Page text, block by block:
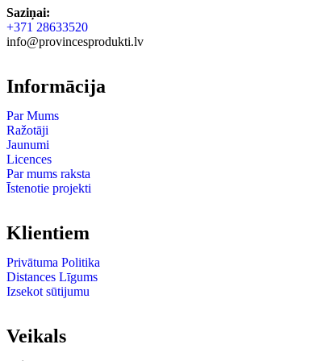
Saziņai:
+371 28633520
info@provincesprodukti.lv
Informācija
Par Mums
Ražotāji
Jaunumi
Licences
Par mums raksta
Īstenotie projekti
Klientiem
Privātuma Politika
Distances Līgums
Izsekot sūtijumu
Veikals